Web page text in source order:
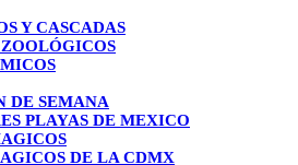
Y CASCADAS
ZOOLÓGICOS
DE SEMANA
PLAYAS DE MEXICO
DE LA CDMX